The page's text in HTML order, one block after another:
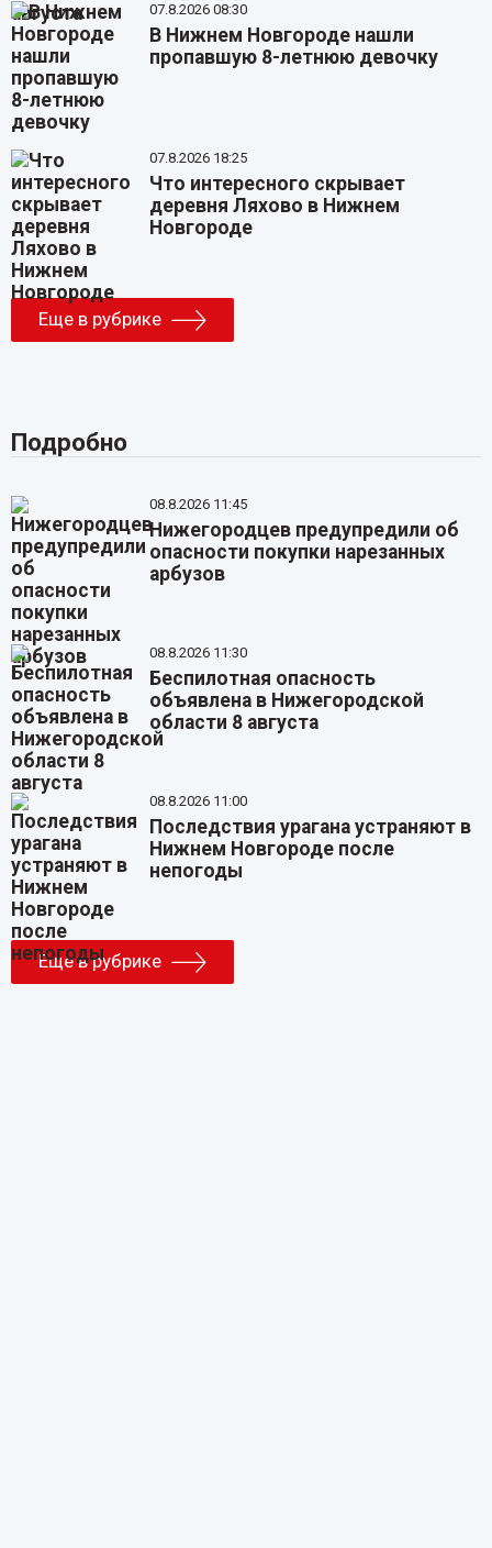
07.8.2026 08:30
В Нижнем Новгороде нашли
пропавшую 8-летнюю девочку
07.8.2026 18:25
Что интересного скрывает
деревня Ляхово в Нижнем
Новгороде
Еще в рубрике
Подробно
08.8.2026 11:45
Нижегородцев предупредили об
опасности покупки нарезанных
арбузов
08.8.2026 11:30
Беспилотная опасность
объявлена в Нижегородской
области 8 августа
08.8.2026 11:00
Последствия урагана устраняют в
Нижнем Новгороде после
непогоды
Еще в рубрике